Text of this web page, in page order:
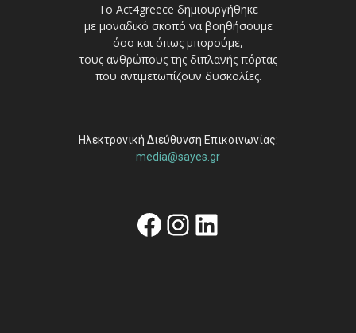
Το Act4greece δημιουργήθηκε
με μοναδικό σκοπό να βοηθήσουμε
όσο και όπως μπορούμε,
τους ανθρώπους της διπλανής πόρτας
που αντιμετωπίζουν δυσκολίες.
Ηλεκτρονική Διεύθυνση Επικοινωνίας:
media@sayes.gr
Facebook
Instagram
Linkedin